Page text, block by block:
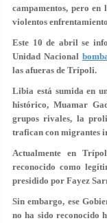
campamentos, pero
violentos
Este 10 de abril se
Unidad Nacional
las afueras de Trípoli.
Libia está sumida en
histórico, Muamar
grupos rivales, la
trafican con migrantes
Actualmente en
reconocido como
presidido por Fayez
Sin embargo, ese
no ha sido reconocido